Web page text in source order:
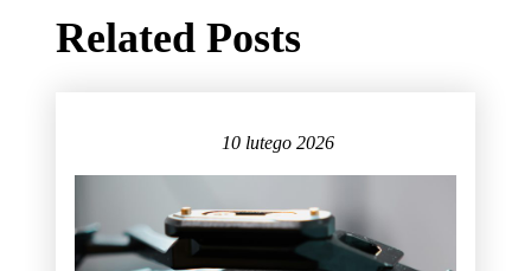
Related Posts
10 lutego 2026